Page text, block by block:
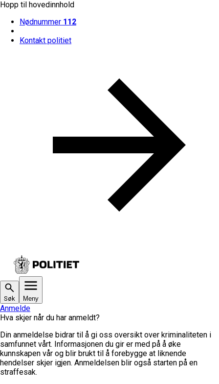
Hopp til hovedinnhold
Nødnummer 112
Kontakt politiet
Søk Meny
Anmelde
Hva skjer når du har anmeldt?
Din anmeldelse bidrar til å gi oss oversikt over kriminaliteten i
samfunnet vårt. Informasjonen du gir er med på å øke
kunnskapen vår og blir brukt til å forebygge at liknende
hendelser skjer igjen. Anmeldelsen blir også starten på en
straffesak.